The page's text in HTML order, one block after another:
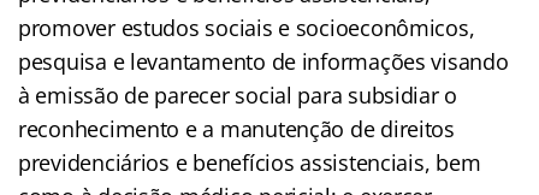
promover estudos sociais e socioeconômicos,
pesquisa e levantamento de informações visando
à emissão de parecer social para subsidiar o
reconhecimento e a manutenção de direitos
previdenciários e benefícios assistenciais, bem